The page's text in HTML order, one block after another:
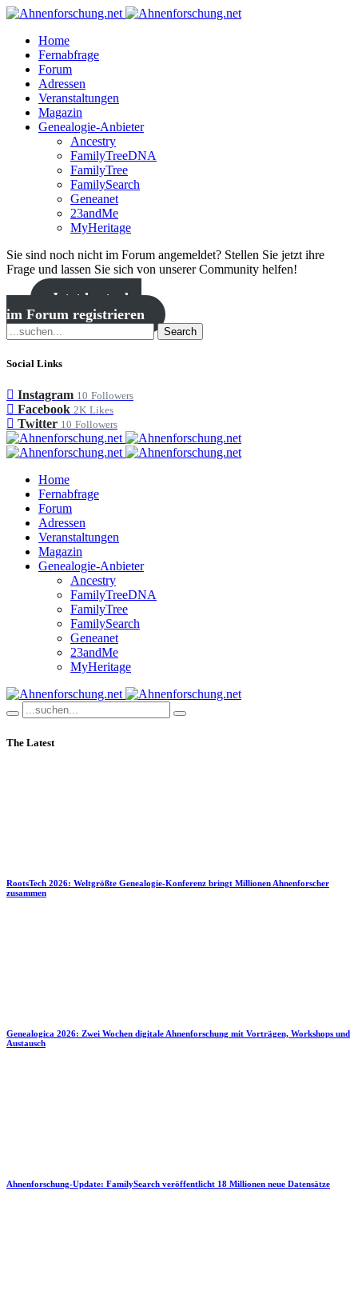
Home
Fernabfrage
Forum
Adressen
Veranstaltungen
Magazin
Genealogie-Anbieter
Ancestry
FamilyTreeDNA
FamilyTree
FamilySearch
Geneanet
23andMe
MyHeritage
Sie sind noch nicht im Forum angemeldet? Stellen Sie jetzt ihre
Frage und lassen Sie sich von unserer Community helfen!
Jetzt kostenlos
im Forum registrieren
Search
Social Links
Instagram 10 Followers
Facebook 2K Likes
Twitter 10 Followers
Home
Fernabfrage
Forum
Adressen
Veranstaltungen
Magazin
Genealogie-Anbieter
Ancestry
FamilyTreeDNA
FamilyTree
FamilySearch
Geneanet
23andMe
MyHeritage
The Latest
RootsTech 2026: Weltgrößte Genealogie-Konferenz bringt Millionen Ahnenforscher
zusammen
Genealogica 2026: Zwei Wochen digitale Ahnenforschung mit Vorträgen, Workshops und
Austausch
Ahnenforschung-Update: FamilySearch veröffentlicht 18 Millionen neue Datensätze